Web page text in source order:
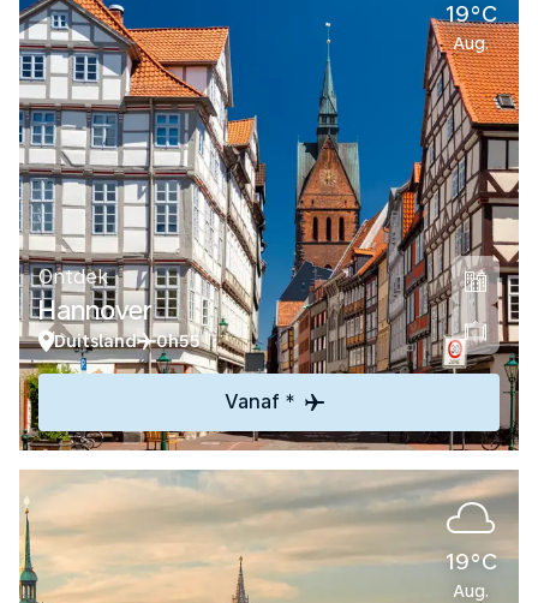
19°C
Aug.
Ontdek
Hannover
Duitsland 0h55
Vanaf *
19°C
Aug.